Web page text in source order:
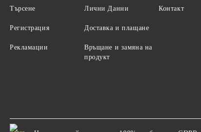
Търсене
Регистрация
Рекламации
Лични Данни
Доставка и плащане
Връщане и замяна на
продукт
Контакт